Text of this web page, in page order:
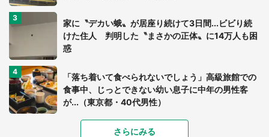
家に〝デカい蛾〟が居座り続けて3日間...ビビり続
けた住人 判明した〝まさかの正体〟に14万人も困
惑
「落ち着いて食べられないでしょう」高級旅館での
食事中、じっとできない幼い息子に中年の男性客
が...（東京都・40代男性）
「富豪すぎ」1歳息子の〝店頭駄々こね〟の内容に1.
さらにみる